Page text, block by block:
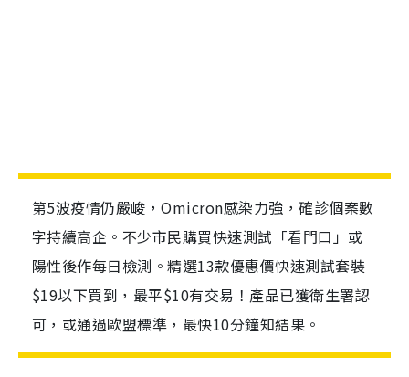
第5波疫情仍嚴峻，Omicron感染力強，確診個案數
字持續高企。不少市民購買快速測試「看門口」或
陽性後作每日檢測。精選13款優惠價快速測試套裝
$19以下買到，最平$10有交易！產品已獲衛生署認
可，或通過歐盟標準，最快10分鐘知結果。